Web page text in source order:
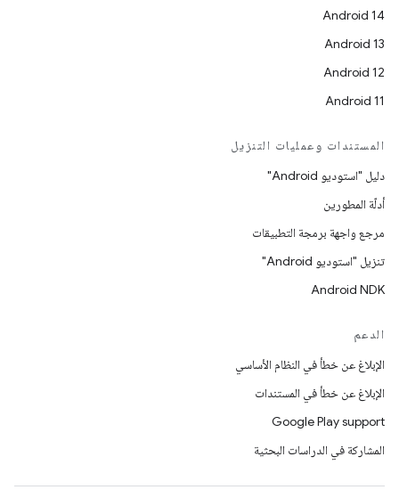
Android 14
Android 13
Android 12
Android 11
المستندات وعمليات التنزيل
دليل "استوديو Android"
أدلّة المطورين
مرجع واجهة برمجة التطبيقات
تنزيل "استوديو Android"
Android NDK
الدعم
الإبلاغ عن خطأ في النظام الأساسي
الإبلاغ عن خطأ في المستندات
Google Play support
المشاركة في الدراسات البحثية